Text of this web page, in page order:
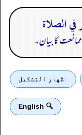
ممانعت کا بیان۔
اظهار التشكيل
🔍 English